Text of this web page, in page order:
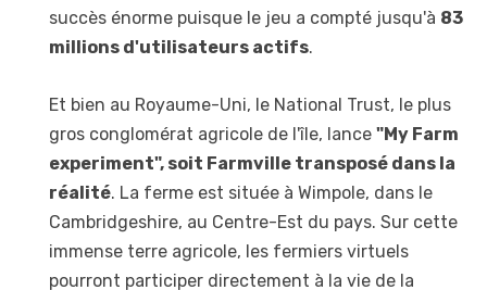
succès énorme puisque le jeu a compté jusqu'à 83
millions d'utilisateurs actifs.
Et bien au Royaume-Uni, le National Trust, le plus
gros conglomérat agricole de l'île, lance "My Farm
experiment", soit Farmville transposé dans la
réalité. La ferme est située à Wimpole, dans le
Cambridgeshire, au Centre-Est du pays. Sur cette
immense terre agricole, les fermiers virtuels
pourront participer directement à la vie de la